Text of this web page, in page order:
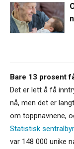
Bare 13 prosent
Det er lett å få
nå, men det er
om toppnavnene,
Statistisk
var 148 000 unike